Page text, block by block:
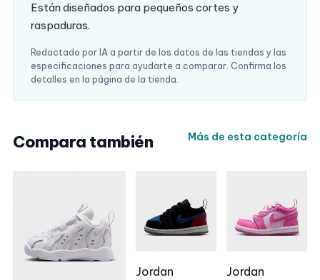
Están diseñados para pequeños cortes y
raspaduras.
Redactado por IA a partir de los datos de las tiendas y las
especificaciones para ayudarte a comparar. Confirma los
detalles en la página de la tienda.
Compara también Más de esta categoría
Jordan Jordan